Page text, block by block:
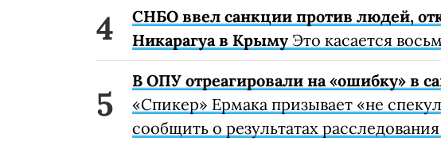
СНБО ввел санкции против людей,
Никарагуа в Крыму Это касается
В ОПУ отреагировали на «ошибку» в
«Спикер» Ермака призывает «не
сообщить о результатах